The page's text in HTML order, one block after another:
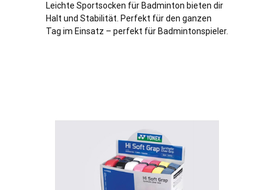
Leichte Sportsocken für Badminton bieten dir
Halt und Stabilität. Perfekt für den ganzen
Tag im Einsatz – perfekt für Badmintonspieler.